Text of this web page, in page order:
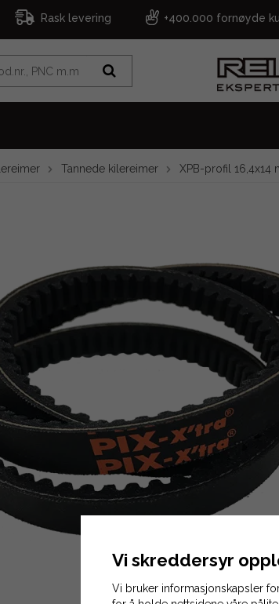
Rask levering +400.000 fornøyde
Tannede kilereimer XPB-profil 16,4x14
Vi skreddersyr
Vi bruker informasjonskapsler